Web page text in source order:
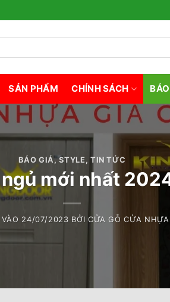
SẢN PHẨM CHÍNH SÁCH
BÁO GIÁ,STYLE , TIN TỨC
mới nhất
24/07/2023 BỞI CỬA GỖ CỬA NHỰA